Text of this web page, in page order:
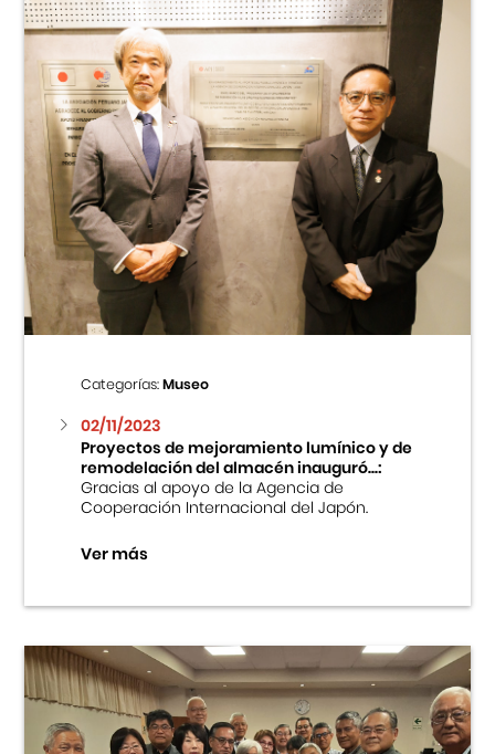
Categorías:Museo
02/11/2023
Proyectos de mejoramiento lumínico y de
remodelación del almacén inauguró...:
Gracias al apoyo de la Agencia de
Cooperación Internacional del Japón.
Ver más